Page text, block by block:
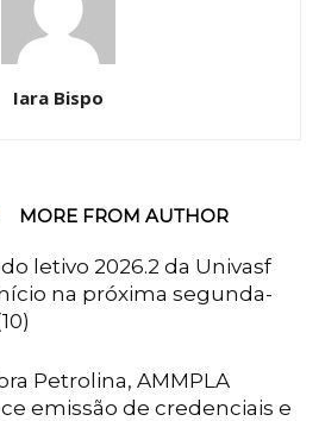
Iara Bispo
MORE FROM AUTHOR
letivo 2026.2 da Univasf
na próxima segunda-
Petrolina, AMMPLA
emissão de credenciais e